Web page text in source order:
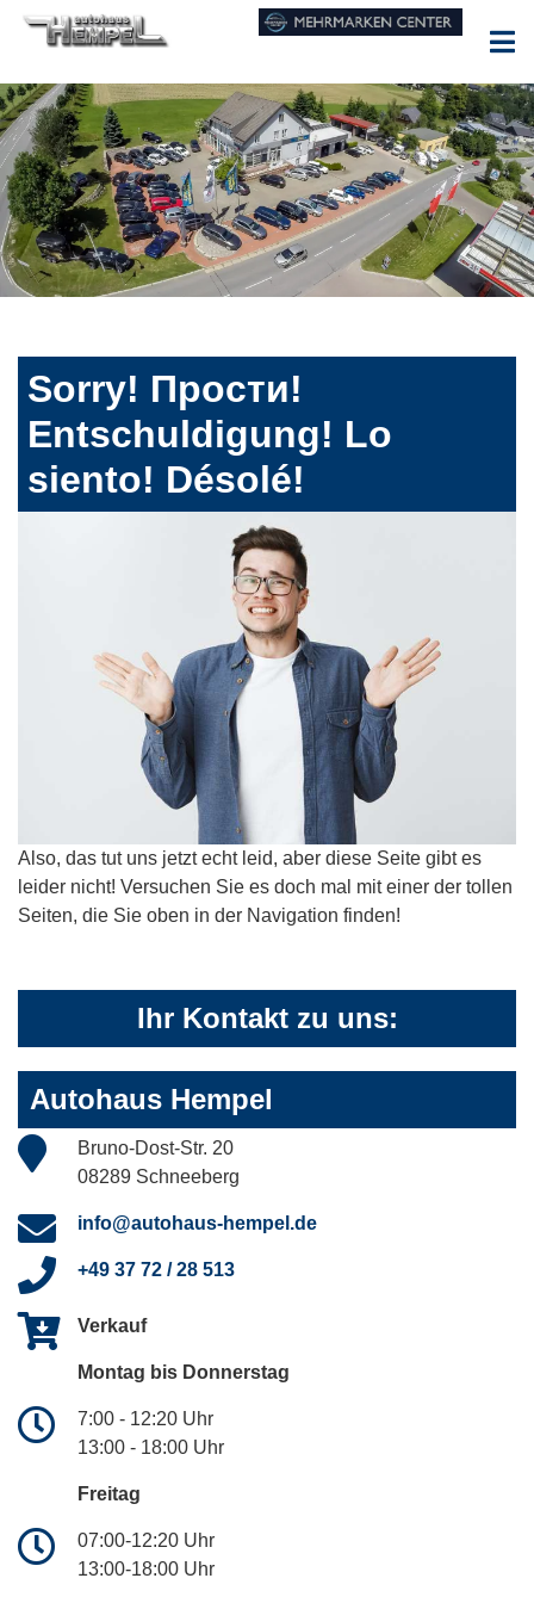
Sorry! Прости!
Entschuldigung! Lo
siento! Désolé!
Also, das tut uns jetzt echt leid, aber diese Seite gibt es
leider nicht! Versuchen Sie es doch mal mit einer der tollen
Seiten, die Sie oben in der Navigation finden!
Ihr Kontakt zu uns:
Autohaus Hempel
Bruno-Dost-Str. 20
08289 Schneeberg
info@autohaus-hempel.de
+49 37 72 / 28 513
Verkauf
Montag bis Donnerstag
7:00 - 12:20 Uhr
13:00 - 18:00 Uhr
Freitag
07:00-12:20 Uhr
13:00-18:00 Uhr